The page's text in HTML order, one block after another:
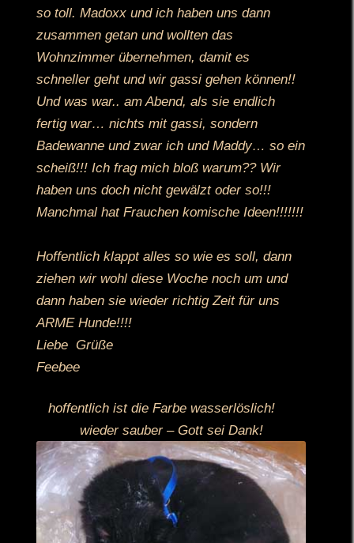
so toll. Madoxx und ich haben uns dann
zusammen getan und wollten das
Wohnzimmer übernehmen, damit es
schneller geht und wir gassi gehen können!!
Und was war.. am Abend, als sie endlich
fertig war… nichts mit gassi, sondern
Badewanne und zwar ich und Maddy… so ein
scheiß!!! Ich frag mich bloß warum?? Wir
haben uns doch nicht gewälzt oder so!!!
Manchmal hat Frauchen komische Ideen!!!!!!!
Hoffentlich klappt alles so wie es soll, dann
ziehen wir wohl diese Woche noch um und
dann haben sie wieder richtig Zeit für uns
ARME Hunde!!!!
Liebe Grüße
Feebee
hoffentlich ist die Farbe wasserlöslich!
wieder sauber – Gott sei Dank!